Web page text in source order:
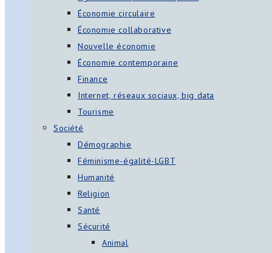
Économie circulaire
Économie collaborative
Nouvelle économie
Économie contemporaine
Finance
Internet, réseaux sociaux, big data
Tourisme
Société
Démographie
Féminisme-égalité-LGBT
Humanité
Religion
Santé
Sécurité
Animal